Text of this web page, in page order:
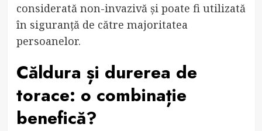
considerată non-invazivă și poate fi utilizată
în siguranță de către majoritatea
persoanelor.
Căldura și durerea de
torace: o combinație
benefică?